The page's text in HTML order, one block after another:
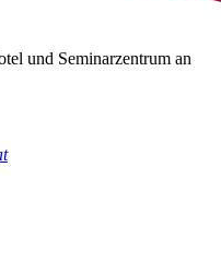
und Seminarzentrum an